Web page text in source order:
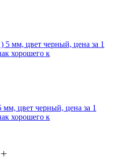
мм, цвет черный, цена за 1
хорошего к